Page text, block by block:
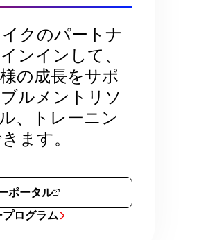
クのパートナ
ンインして、
の成長をサポ
ルメントリソ
、トレーニン
ます。
ポータル
ログラム